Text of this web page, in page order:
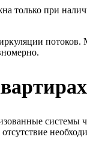
только при